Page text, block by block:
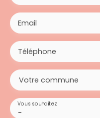
Email
Téléphone
Votre commune
-
Vous souhaitez